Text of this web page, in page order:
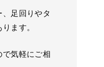
足回りやタ
ます。
気軽にご相